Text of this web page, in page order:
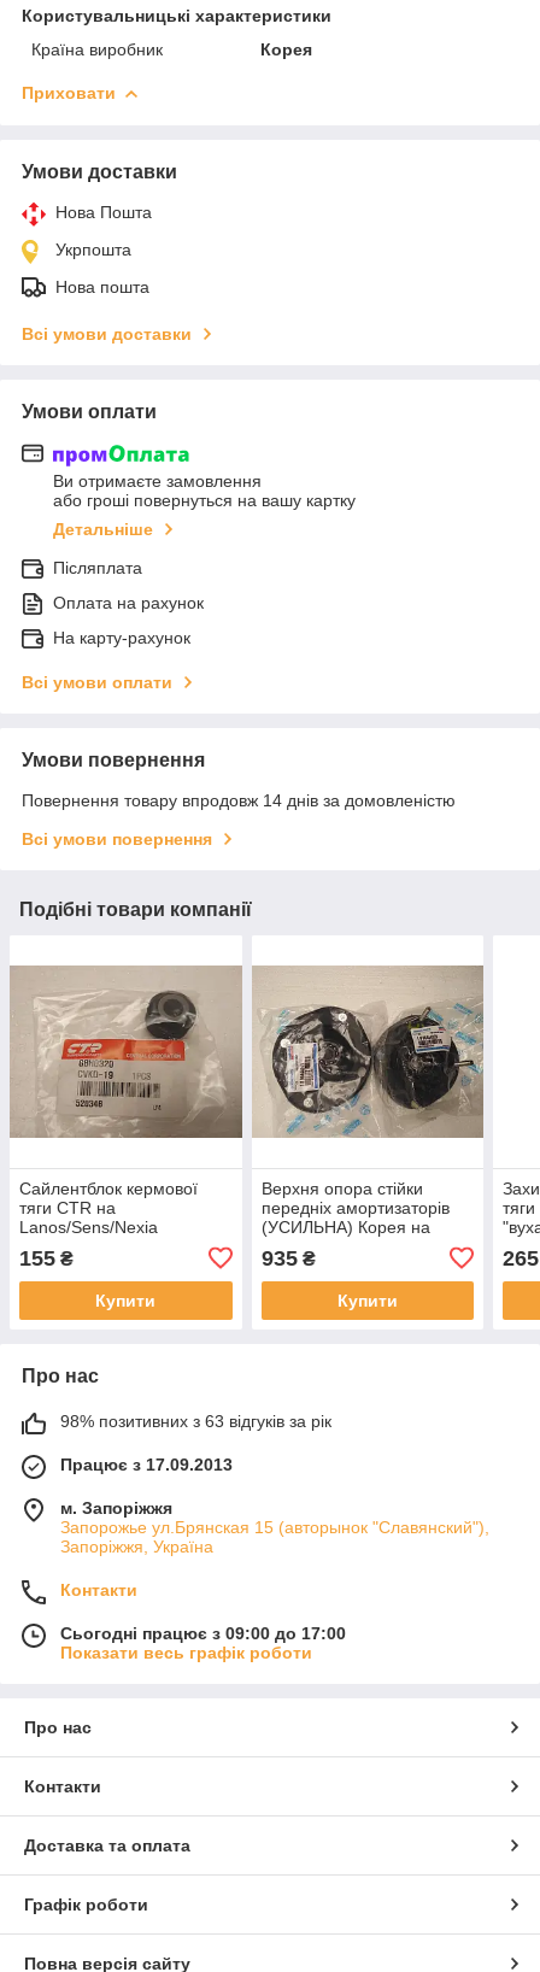
Користувальницькі характеристики
Країна виробник
Корея
Приховати
Умови доставки
Нова Пошта
Укрпошта
Нова пошта
Всі умови доставки
Умови оплати
Ви отримаєте замовлення
або гроші повернуться на вашу картку
Детальніше
Післяплата
Оплата на рахунок
На карту-рахунок
Всі умови оплати
Умови повернення
Повернення товару впродовж 14 днів за домовленістю
Всі умови повернення
Подібні товари компанії
Сайлентблок кермової
тяги CTR на
Lanos/Sens/Nexia
155 ₴
Купити
Верхня опора стійки
передніх амортизаторів
(УСИЛЬНА) Корея на
Lanos, Sens ціна за 1 фут
935₴
Купити
265
Про нас
98% позитивних з 63 відгуків за рік
Працює з 17.09.2013
м. Запоріжжя
Запорожье ул.Брянская 15 (авторынок "Славянский"),
Запоріжжя, Україна
Контакти
Сьогодні працює з 09:00 до 17:00
Показати весь графік роботи
Про нас
Контакти
Доставка та оплата
Графік роботи
Повна версія сайту